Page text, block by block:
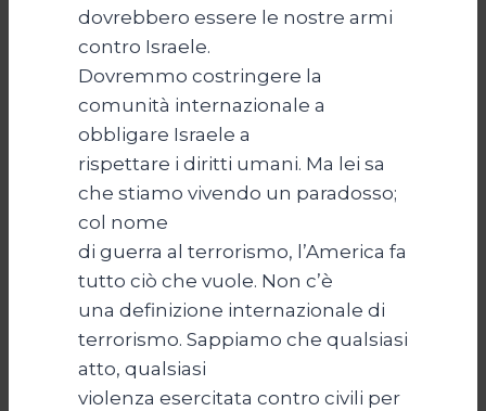
dovrebbero essere le nostre armi
contro Israele.
Dovremmo costringere la
comunità internazionale a
obbligare Israele a
rispettare i diritti umani. Ma lei sa
che stiamo vivendo un paradosso;
col nome
di guerra al terrorismo, l’America fa
tutto ciò che vuole. Non c’è
una definizione internazionale di
terrorismo. Sappiamo che qualsiasi
atto, qualsiasi
violenza esercitata contro civili per